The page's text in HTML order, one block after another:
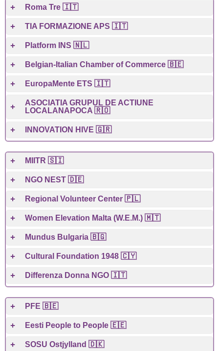
Roma Tre 🇮🇹
TIA FORMAZIONE APS 🇮🇹
Platform INS 🇳🇱
Belgian-Italian Chamber of Commerce 🇧🇪
EuropaMente ETS 🇮🇹
ASOCIATIA GRUPUL DE ACTIUNE
LOCALANAPOCA 🇷🇴
INNOVATION HIVE 🇬🇷
MIITR 🇸🇮
NGO NEST 🇩🇪
Regional Volunteer Center 🇵🇱
Women Elevation Malta (W.E.M.) 🇲🇹
Mundus Bulgaria 🇧🇬
Cultural Foundation 1948 🇨🇾
Differenza Donna NGO 🇮🇹
PFE 🇧🇪
Eesti People to People 🇪🇪
SOSU Ostjylland 🇩🇰